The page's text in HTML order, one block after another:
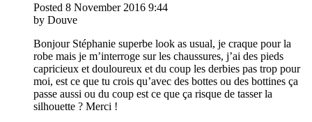
Posted 8 November 2016 9:44
by Douve
Bonjour Stéphanie superbe look as usual, je craque pour la
robe mais je m’interroge sur les chaussures, j’ai des pieds
capricieux et douloureux et du coup les derbies pas trop pour
moi, est ce que tu crois qu’avec des bottes ou des bottines ça
passe aussi ou du coup est ce que ça risque de tasser la
silhouette ? Merci !